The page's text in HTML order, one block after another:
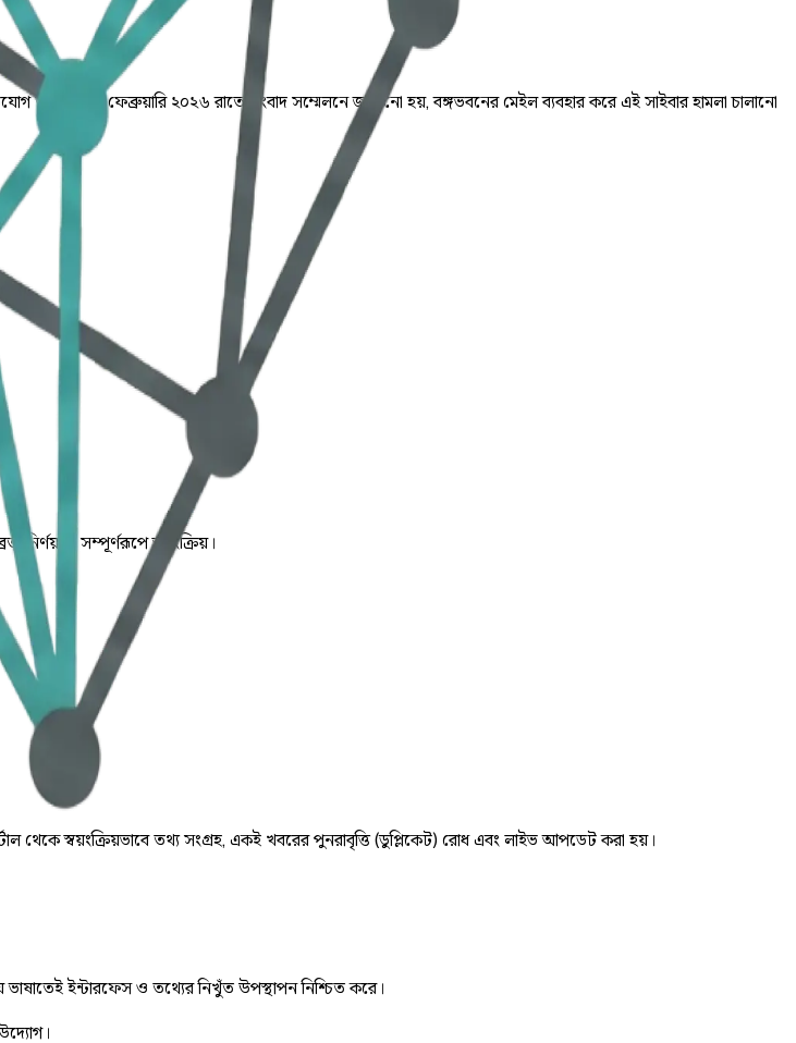
উঠেছে। ৩ ফেব্রুয়ারি ২০২৬ রাতে সংবাদ সম্মেলনে জানানো হয়, বঙ্গভবনের মেইল ব্যবহার করে এই সাইবার হামলা চালানো
নির্ণয় যা সম্পূর্ণরূপে স্বয়ংক্রিয়।
থেকে স্বয়ংক্রিয়ভাবে তথ্য সংগ্রহ, একই খবরের পুনরাবৃত্তি (ডুপ্লিকেট) রোধ এবং লাইভ আপডেট করা হয়।
ভাষাতেই ইন্টারফেস ও তথ্যের নিখুঁত উপস্থাপন নিশ্চিত করে।